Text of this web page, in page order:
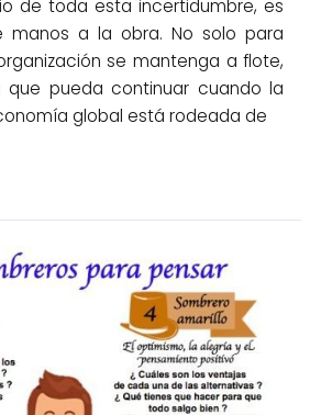
de toda esta incertidumbre, es
manos a la obra. No solo para
se mantenga a flote,
que pueda continuar cuando la
global está rodeada de